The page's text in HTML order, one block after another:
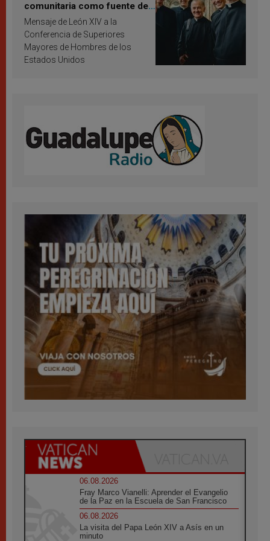
comunitaria como fuente de
inspiración y santificación
Mensaje de León XIV a la
Conferencia de Superiores
Mayores de Hombres de los
Estados Unidos
06.08.2026
Fray Marco Vianelli: Aprender el Evangelio
de la Paz en la Escuela de San Francisco
06.08.2026
La visita del Papa León XIV a Asís en un
minuto